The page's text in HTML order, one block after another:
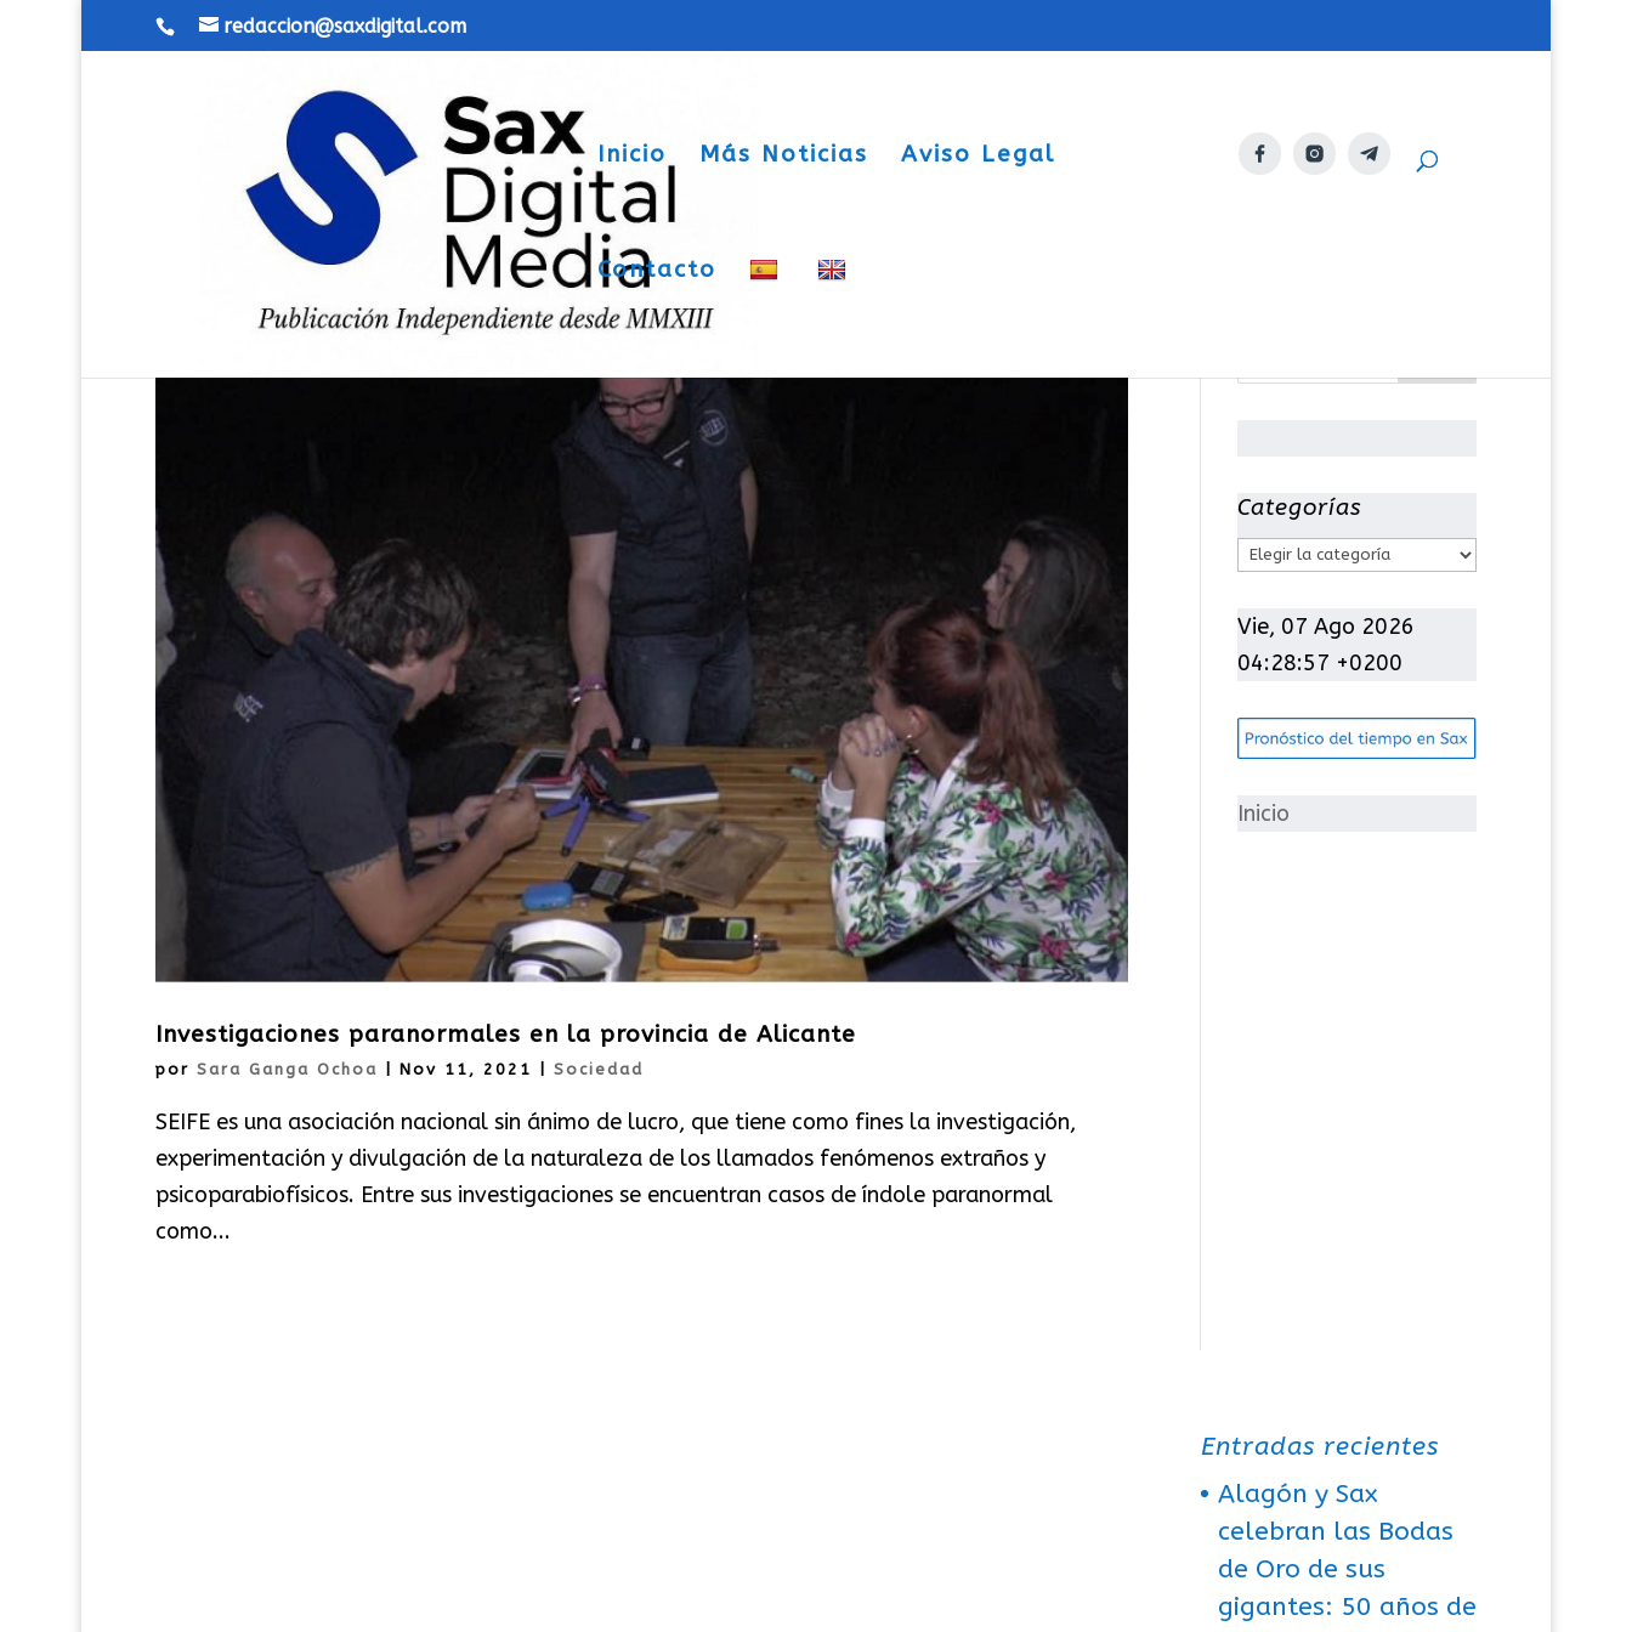
redaccion@saxdigital.com
Inicio Más Noticias Aviso Legal
Contacto
Investigaciones paranormales en la provincia de Alicante
por Sara Ganga Ochoa Nov 11, 2021 Sociedad
SEIFE es una asociación nacional sin ánimo de lucro, que tiene como fines la investigación,
experimentación y divulgación de la naturaleza de los llamados fenómenos extraños y
psicoparabiofísicos. Entre sus investigaciones se encuentran casos de índole paranormal
como...
Categorías
C
t
e
o
í
Vie, 07 Ago 2026
04:28:58 +0200
Inicio
Entradas recientes
Alagón y Sax
celebran las Bodas
de Oro de sus
gigantes: 50 años de